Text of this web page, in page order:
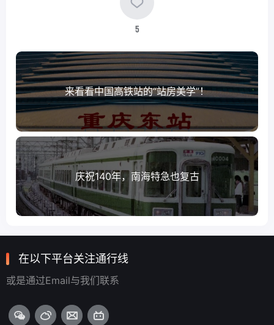
5
来看看中国高铁站的“站房美学”！
庆祝140年，南海特急也复古
在以下平台关注通行线
或是通过Email与我们联系